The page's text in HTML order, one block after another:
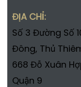
ĐỊA CHỈ:
Số 3 Đường Số
Đông, Thủ
668 Đỗ Xuân
Quận 9